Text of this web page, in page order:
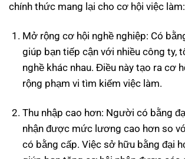
chính thức mang lại cho cơ hội việc làm:
Mở rộng cơ hội nghề nghiệp: Có
giúp bạn tiếp cận với nhiều công ty,
nghề khác nhau. Điều này tạo ra cơ
rộng phạm vi tìm kiếm việc làm.
Thu nhập cao hơn: Người có bằng
nhận được mức lương cao hơn so
có bằng cấp. Việc sở hữu bằng đại